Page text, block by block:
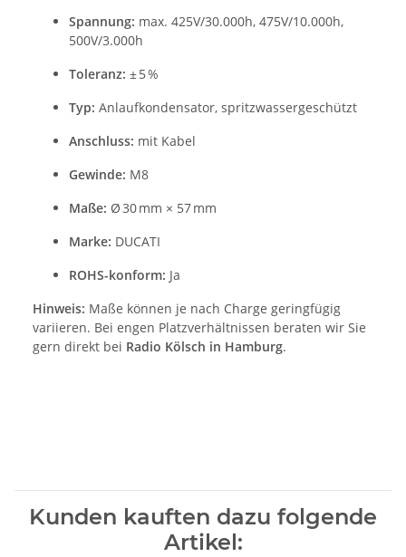
Spannung: max. 425V/30.000h, 475V/10.000h,
500V/3.000h
Toleranz: ± 5 %
Typ: Anlaufkondensator, spritzwassergeschützt
Anschluss: mit Kabel
Gewinde: M8
Maße: Ø 30 mm × 57 mm
Marke: DUCATI
ROHS-konform: Ja
Hinweis: Maße können je nach Charge geringfügig
variieren. Bei engen Platzverhältnissen beraten wir Sie
gern direkt bei Radio Kölsch in Hamburg.
Kunden kauften dazu folgende
Artikel: